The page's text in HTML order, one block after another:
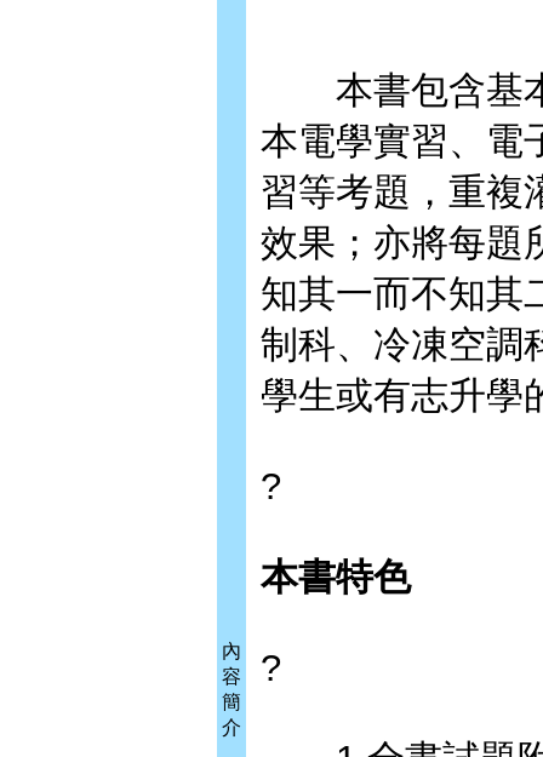
內
容
簡
介
本書包含基本
本電學實習、電
習等考題，重複
效果；亦將每題
知其一而不知其
制科、冷凍空調
學生或有志升學
?
本書特色
?